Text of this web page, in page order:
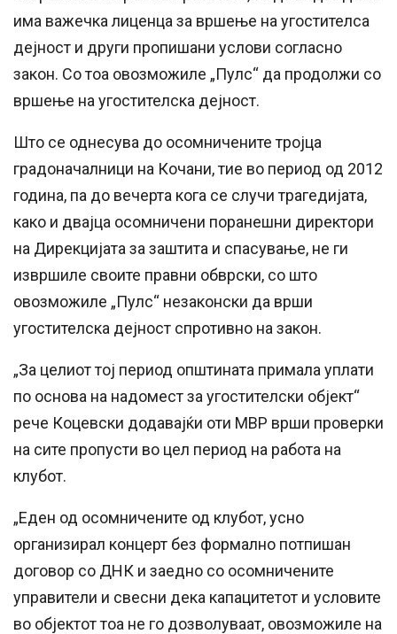
има важечка лиценца за вршење на угостителса
дејност и други пропишани услови согласно
закон. Со тоа овозможиле „Пулс“ да продолжи со
вршење на угостителска дејност.
Што се однесува до осомничените тројца
градоначалници на Кочани, тие во период од 2012
година, па до вечерта кога се случи трагедијата,
како и двајца осомничени поранешни директори
на Дирекцијата за заштита и спасување, не ги
извршиле своите правни обврски, со што
овозможиле „Пулс“ незаконски да врши
угостителска дејност спротивно на закон.
„За целиот тој период општината примала уплати
по основа на надомест за угостителски објект“
рече Коцевски додавајќи оти МВР врши проверки
на сите пропусти во цел период на работа на
клубот.
„Еден од осомничените од клубот, усно
организирал концерт без формално потпишан
договор со ДНК и заедно со осомничените
управители и свесни дека капацитетот и условите
во објектот тоа не го дозволуваат, овозможиле на